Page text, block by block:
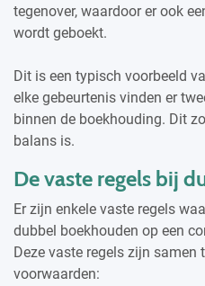
tegenover, waardoor er ook
wordt geboekt.
Dit is een typisch voorbeeld
elke gebeurtenis vinden er
binnen de boekhouding. Dit
balans is.
De vaste regels bij
Er zijn enkele vaste regels
dubbel boekhouden op een
Deze vaste regels zijn samen
voorwaarden: